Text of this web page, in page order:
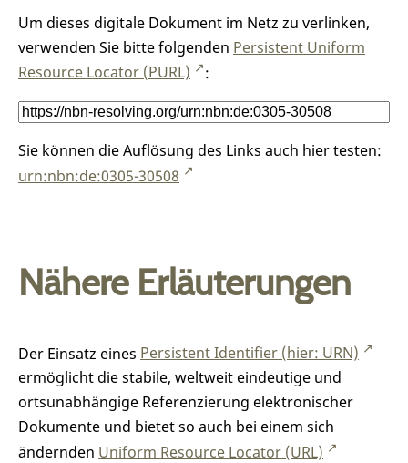
Um dieses digitale Dokument im Netz zu verlinken,
verwenden Sie bitte folgenden Persistent Uniform
Resource Locator (PURL)
:
Sie können die Auflösung des Links auch hier testen:
urn:nbn:de:0305-30508
Nähere Erläuterungen
Der Einsatz eines Persistent Identifier (hier: URN)
ermöglicht die stabile, weltweit eindeutige und
ortsunabhängige Referenzierung elektronischer
Dokumente und bietet so auch bei einem sich
ändernden Uniform Resource Locator (URL)